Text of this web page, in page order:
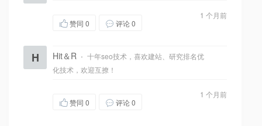
1 个月前
赞同 0 评论 0
H Hit＆R · 十年seo技术，喜欢建站、研究排名优
化技术，欢迎互撩！
1 个月前
赞同 0 评论 0